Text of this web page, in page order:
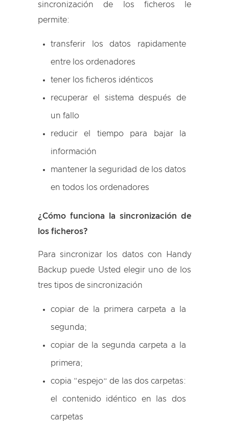
sincronización de los ficheros le
permite:
transferir los datos rapidamente
entre los ordenadores
tener los ficheros idénticos
recuperar el sistema después de
un fallo
reducir el tiempo para bajar la
información
mantener la seguridad de los datos
en todos los ordenadores
¿Cómo funciona la sincronización de
los ficheros?
Para sincronizar los datos con Handy
Backup puede Usted elegir uno de los
tres tipos de sincronización
copiar de la primera carpeta a la
segunda;
copiar de la segunda carpeta a la
primera;
copia “espejo” de las dos carpetas:
el contenido idéntico en las dos
carpetas